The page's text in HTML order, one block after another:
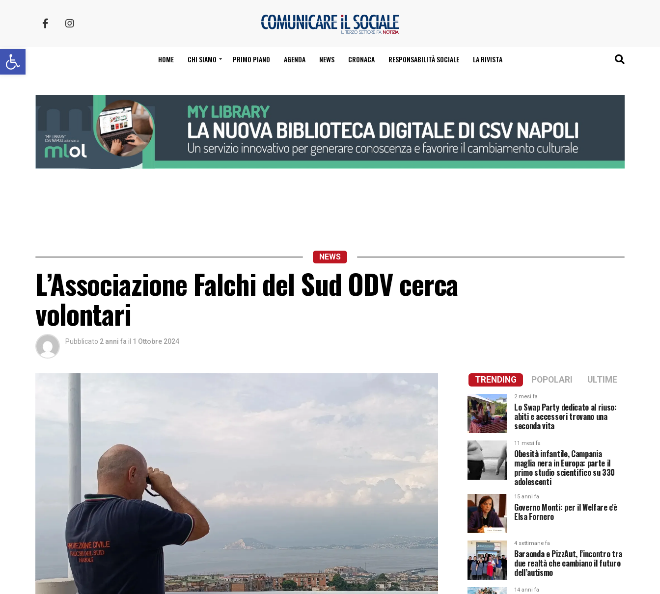
Apri la barra degli strumenti HOME CHI SIAMO PRIMO PIANO AGENDA NEWS CRONACA RESPONSABILITÀ SOCIALE LA RIVISTA
NEWS
L’Associazione Falchi del Sud ODV cerca
volontari
Pubblicato 2 anni fa il 1 Ottobre 2024
TRENDING POPOLARI ULTIME
2 mesi fa
Lo Swap Party dedicato al riuso:
abiti e accessori trovano una
seconda vita
11 mesi fa
Obesità infantile, Campania
maglia nera in Europa: parte il
primo studio scientifico su 330
adolescenti
15 anni fa
Governo Monti: per il Welfare c'è
Elsa Fornero
4 settimane fa
Baraonda e PizzAut, l’incontro tra
due realtà che cambiano il futuro
dell’autismo
14 anni fa